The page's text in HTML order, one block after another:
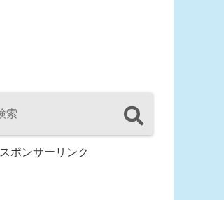
スポンサーリンク